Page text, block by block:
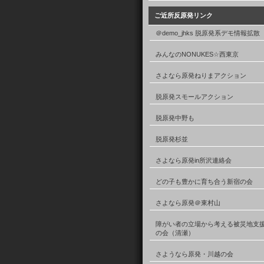
ご近所反原発リンク
＠demo_jhks 脱原発系デモ情報拡散
みんなのNONUKES☆西東京
さよなら原発ねりまアクション
脱原発スモールアクション
脱原発中野も
脱原発杉並
さよなら原発in所沢連絡会
どの子も豊かに育ち合う新宿の会
さよなら原発＠東村山
障がい者の立場から考える被災地支
の会（清瀬）
さようなら原発・川越の会